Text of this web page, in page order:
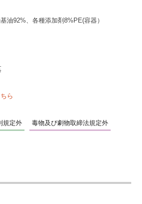
油92%、各種添加剤8%PE(容器）
ら
規定外
毒物及び劇物取締法規定外